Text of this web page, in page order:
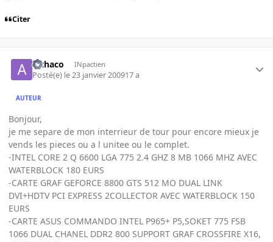
Citer
alchaco INpactien
Posté(e) le 23 janvier 200917 a
AUTEUR
Bonjour,
je me separe de mon interrieur de tour pour encore mieux je
vends les pieces ou a l unitee ou le complet.
-INTEL CORE 2 Q 6600 LGA 775 2.4 GHZ 8 MB 1066 MHZ AVEC
WATERBLOCK 180 EURS
-CARTE GRAF GEFORCE 8800 GTS 512 MO DUAL LINK
DVI+HDTV PCI EXPRESS 2COLLECTOR AVEC WATERBLOCK 150
EURS
-CARTE ASUS COMMANDO INTEL P965+ P5,SOKET 775 FSB
1066 DUAL CHANEL DDR2 800 SUPPORT GRAF CROSSFIRE X16,